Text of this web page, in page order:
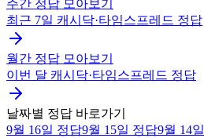
주간 정답 모아보기
최근 7일 캐시닥·타임스프레드 정답
월간 정답 모아보기
이번 달 캐시닥·타임스프레드 정답
날짜별 정답 바로가기
9월 16일 정답9월 15일 정답9월 14일